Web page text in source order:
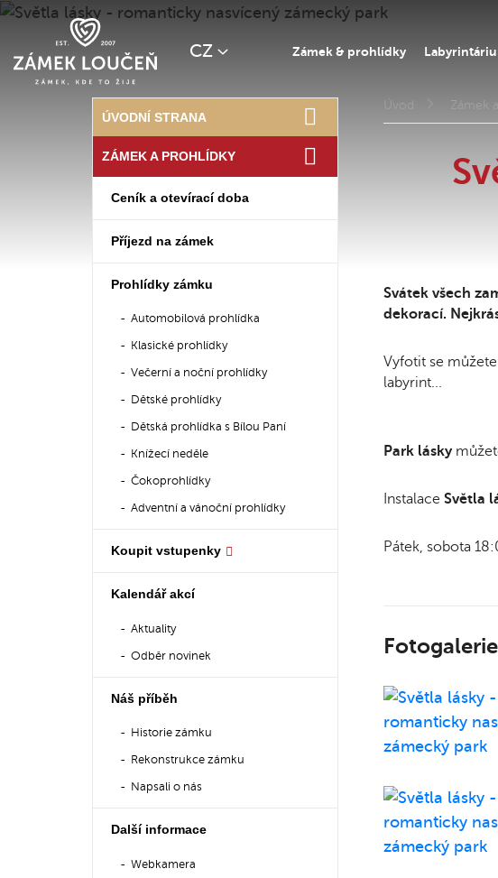
CZ Zámek & prohlídky
Úvod Zámek
Svátek všech
dekorací.
Vyfotit se
labyrint...
Park lásky
Instalace Světla
Pátek, sobota
ÚVODNÍ STRANA
ZÁMEK A PROHLÍDKY
Ceník a otevírací doba
Příjezd na zámek
Prohlídky zámku
Automobilová prohlídka
Klasické prohlídky
Večerní a noční prohlídky
Dětské prohlídky
Dětská prohlídka s Bílou Paní
Knížecí neděle
Čokoprohlídky
Adventní a vánoční prohlídky
Koupit vstupenky
Kalendář akcí
Aktuality
Odběr novinek
Náš příběh
Historie zámku
Rekonstrukce zámku
Napsali o nás
Další informace
Webkamera